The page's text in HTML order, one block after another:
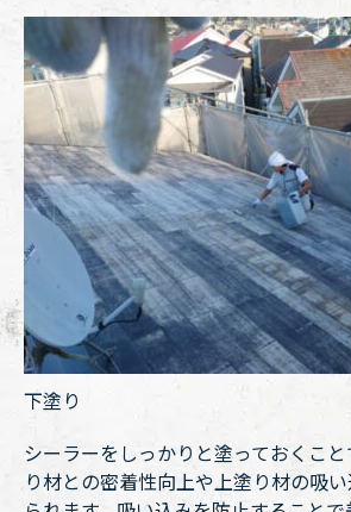
下塗り
シーラーをしっかりと塗っておくこ
り材との密着性向上や上塗り材の吸